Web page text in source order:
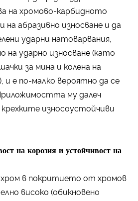
на хромово-карбидното
абразивно износване и да
ударни натоварвания,
на ударно износване (като
за мина и колена на
и е по-малко вероятно да се
му далеч
износоустойчиви
на корозия и устойчивост на
в покритието от хромов
високо (обикновено